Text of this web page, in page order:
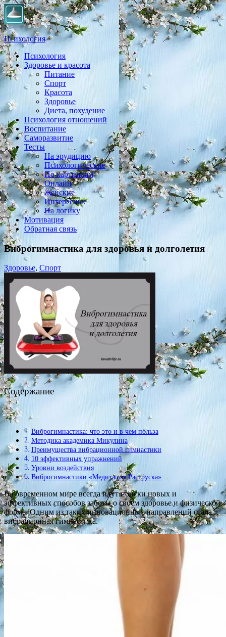
Психология
Практическая психология, личностный рост, экология,
здоровье, воспитание,
Психология
Здоровье и красота
Питание
Спорт
Красота
Здоровье
Диета, похудение
Психология отношений
Воспитание
Саморазвитие
Тесты
На эрудицию
Психологические
По картинкам
Онлайн
Женские
Интересные
На логику
Мотивация
Обратная связь
Виброгимнастика для здоровья и долголетия
Здоровье, Спорт
Содержание
Виброгимнастика: что это и в чем польза
Методика академика Микулина
Преимущества вибрационной гимнастики
10 эффективных упражнений
Уровни воздействия
Виброгимнастики «Медитация Раструска»
В современном мире всегда идут поиски новых и
эффективных способов заботы о своем здоровье и физической
форме. Одним из таких инновационных направлений стала
вибрационная гимнастика.